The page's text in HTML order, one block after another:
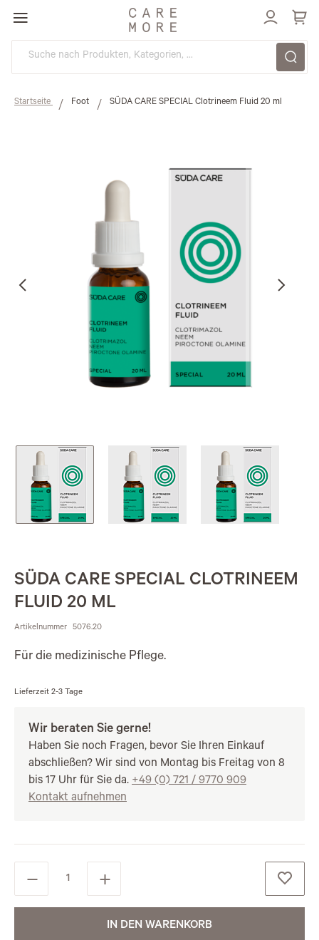
Direkt
zum
Inhalt
Startseite Foot SÜDA CARE SPECIAL Clotrineem Fluid 20 ml
SÜDA CARE SPECIAL CLOTRINEEM
FLUID 20 ML
Artikelnummer 5076.20
Für die medizinische Pflege.
Lieferzeit 2-3 Tage
Wir beraten Sie gerne!
Haben Sie noch Fragen, bevor Sie Ihren Einkauf
abschließen? Wir sind von Montag bis Freitag von 8
bis 17 Uhr für Sie da. +49 (0) 721 / 9770 909
Kontakt aufnehmen
IN DEN WARENKORB